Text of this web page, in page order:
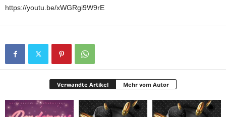
https://youtu.be/xWGRgi9W9rE
Verwandte Artikel Mehr vom Autor